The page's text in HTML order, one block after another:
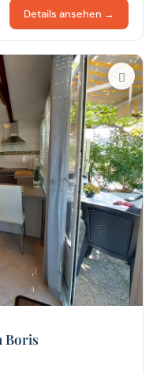
Details ansehen →
Boris